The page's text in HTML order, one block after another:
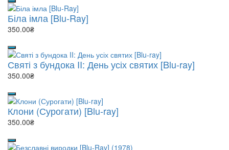
Біла імла [Blu-Ray]
350.00₴
Святі з бундока II: День усіх святих [Blu-ray]
350.00₴
Клони (Сурогати) [Blu-ray]
350.00₴